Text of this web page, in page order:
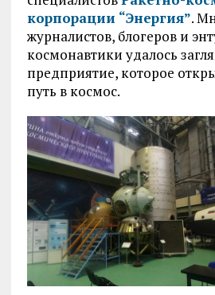
корпорации “Энергия”.
журналистов, блогеров и
космонавтики удалось
предприятие, которое
путь в космос.